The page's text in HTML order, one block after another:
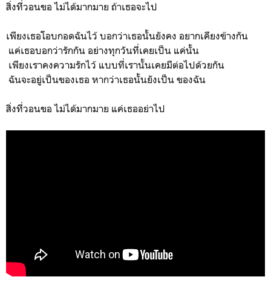
สิ่งที่วอนขอ ไม่ได้มากมาย ถ้าเธอจะไป
เพียงเธอโอบกอดฉันไว้ บอกว่าเธอนั้นยังคง อยากเคียงข้างกัน
แค่เธอบอกว่ารักกัน อย่างทุกวันที่เคยเป็น แค่นั้น
เพียงเราคงความรักไว้ แบบที่เรานั้นเคยมีต่อไปด้วยกัน
ฉันจะอยู่เป็นของเธอ หากว่าเธอนั้นยังเป็น ของฉัน
สิ่งที่วอนขอ ไม่ได้มากมาย แค่เธออย่าไป